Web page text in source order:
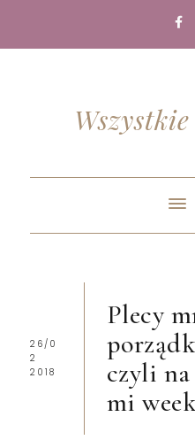
26/0
2
2018
Plecy
czyli na
mi